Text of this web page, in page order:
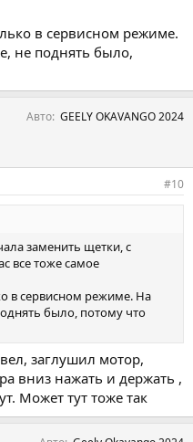
в сервисном режиме.
не поднять было,
Авто GEELY OKAVANGO 2024
#10
заменить щетки, с
все тоже самое
в сервисном режиме. На
было, потому что
заглушил мотор,
вниз нажать и держать ,
Может тут тоже так